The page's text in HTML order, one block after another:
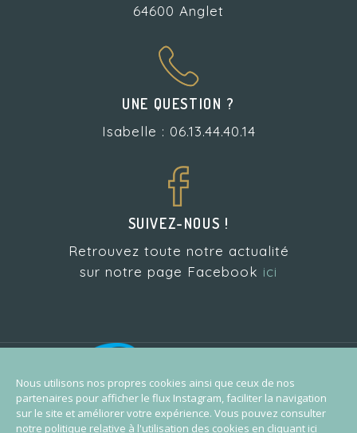
Nous utilisons nos propres cookies ainsi que ceux de nos
partenaires pour afficher le flux Instagram, faciliter la navigation
sur le site et améliorer votre expérience. Vous pouvez consulter
notre politique relative à l'utilisation des cookies en cliquant ici
64600 Anglet
UNE QUESTION ?
Isabelle : 06.13.44.40.14
SUIVEZ-NOUS !
Retrouvez toute notre actualité
sur notre page Facebook ici
surf Biarritz Surf Training